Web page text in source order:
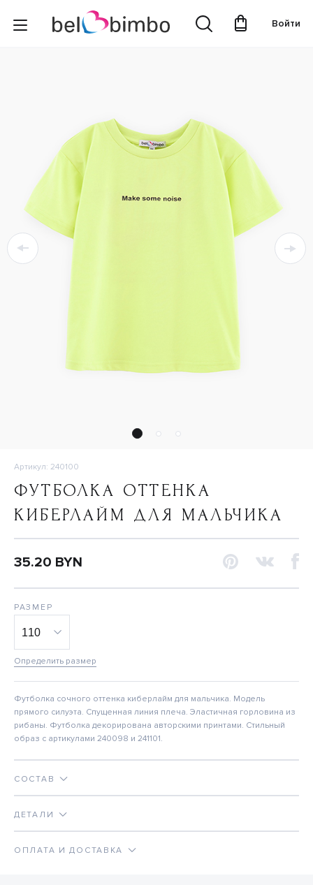
Войти
Артикул: 240100
ФУТБОЛКА ОТТЕНКА
КИБЕРЛАЙМ ДЛЯ МАЛЬЧИКА
35.20 BYN
РАЗМЕР
Определить размер
Футболка сочного оттенка киберлайм для мальчика. Модель
прямого силуэта. Спущенная линия плеча. Эластичная горловина из
рибаны. Футболка декорирована авторскими принтами. Стильный
образ с артикулами 240098 и 241101.
СОСТАВ
ДЕТАЛИ
ОПЛАТА И ДОСТАВКА